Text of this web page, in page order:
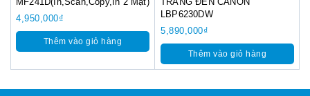
4,950,000₫
Thêm vào giỏ hàng
LBP6230DW
5,890,000₫
Thêm vào giỏ hàng